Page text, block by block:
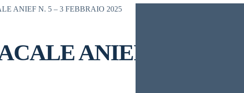
ANIEF N. 5 – 3 FEBBRAIO 2025
ANIEF N. 5 – 3